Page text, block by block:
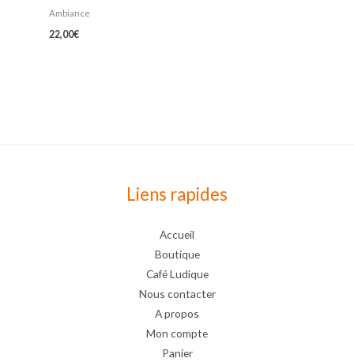
Ambiance
22,00€
Liens rapides
Accueil
Boutique
Café Ludique
Nous contacter
A propos
Mon compte
Panier